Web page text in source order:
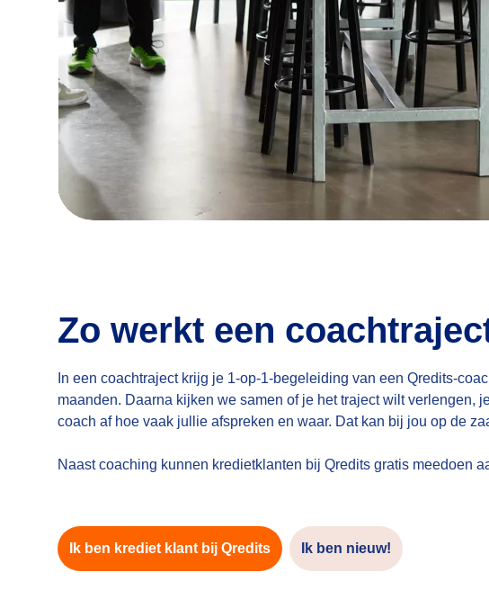
Zo werkt een
In een coachtraject krijg je 1-op-1-begeleiding van een Qredits-
maanden. Daarna kijken we samen of je het traject wilt verlengen,
coach af hoe vaak jullie afspreken en waar. Dat kan bij jou op de
Naast coaching kunnen kredietklanten bij Qredits gratis meedoen
Ik ben krediet klant bij Qredits Ik ben nieuw!